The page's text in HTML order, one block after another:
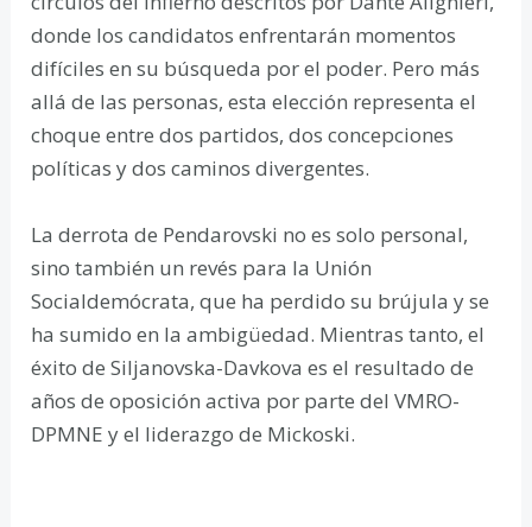
donde los candidatos enfrentarán momentos
difíciles en su búsqueda por el poder. Pero más
allá de las personas, esta elección representa el
choque entre dos partidos, dos concepciones
políticas y dos caminos divergentes.
La derrota de Pendarovski no es solo personal,
sino también un revés para la Unión
Socialdemócrata, que ha perdido su brújula y se
ha sumido en la ambigüedad. Mientras tanto, el
éxito de Siljanovska-Davkova es el resultado de
años de oposición activa por parte del VMRO-
DPMNE y el liderazgo de Mickoski.